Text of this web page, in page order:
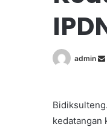
admin
kedatangan